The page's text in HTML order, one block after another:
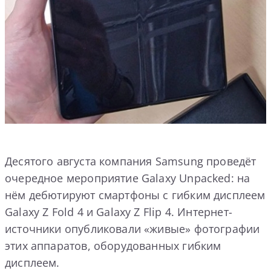
Десятого августа компания Samsung проведёт
очередное мероприятие Galaxy Unpacked: на
нём дебютируют смартфоны с гибким дисплеем
Galaxy Z Fold 4 и Galaxy Z Flip 4. Интернет-
источники опубликовали «живые» фотографии
этих аппаратов, оборудованных гибким
дисплеем.